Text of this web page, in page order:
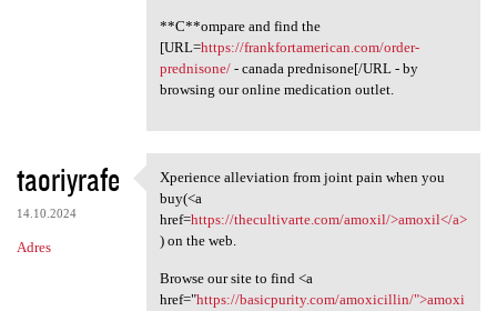
**C**ompare and find the
[URL=https://frankfortamerican.com/order-
prednisone/- canada prednisone[/URL - by
browsing our online medication outlet.
taoriyrafe
14.10.2024
Adres
Xperience alleviation from
Xperience alleviation from joint pain when you
buy(<a
href=https://thecultivarte.com/amoxil/>amoxil</a>
) on the web.
Browse our site to find <a
href="https://basicpurity.com/amoxicillin/">amoxi